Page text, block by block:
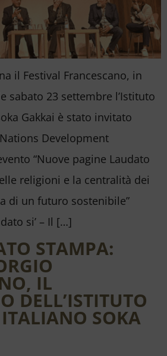
il Festival Francescano, in
sabato 23 settembre l’Istituto
Gakkai è stato invitato
Development
“Nuove pagine Laudato
religioni e la centralità dei
di un futuro sostenibile”
si’ – Il […]
STAMPA:
IL
DELL’ISTITUTO
SOKA